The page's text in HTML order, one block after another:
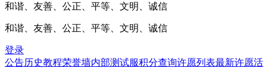
和谐、友善、公正、平等、文明、诚信
和谐、友善、公正、平等、文明、诚信
登录
公告历史教程荣誉墙内部测试服积分查询许愿列表最新许愿活